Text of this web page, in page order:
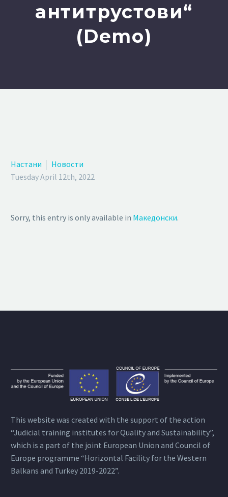
антитрустови“
(Demo)
Настани
Новости
Tuesday April 12th, 2022
Sorry, this entry is only available in Македонски.
This website was created with the support of the action
“Judicial training institutes for Quality and Sustainability”,
which is a part of the joint European Union and Council of
Europe programme “Horizontal Facility for the Western
Balkans and Turkey 2019-2022”.